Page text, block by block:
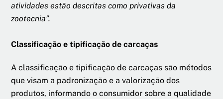
atividades estão descritas como privativas da
zootecnia”.
Classificação e tipificação de carcaças
A classificação e tipificação de carcaças são métodos
que visam a padronização e a valorização dos
produtos, informando o consumidor sobre a qualidade